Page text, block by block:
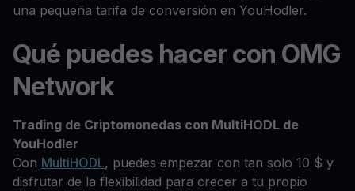
una pequeña tarifa de conversión en YouHodler.
Qué puedes hacer con OMG
Network
Trading de Criptomonedas con MultiHODL de
YouHodler
Con MultiHODL, puedes empezar con tan solo 10 $ y
disfrutar de la flexibilidad para crecer a tu propio